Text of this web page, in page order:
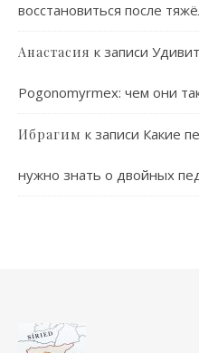
восстановиться после
Анастасия к записи
Pogonomyrmex: чем они
Ибрагим к записи Какие
нужно знать о двойных